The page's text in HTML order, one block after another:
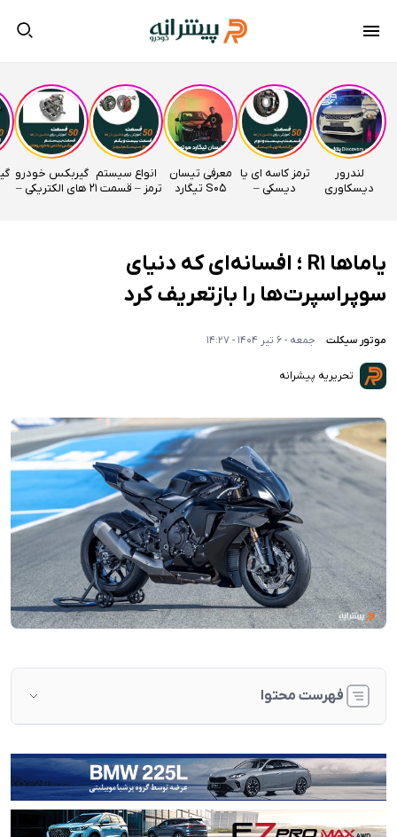
لندرور
دیسکاوری
ترمز کاسه ای یا
دیسکی –
معرفی تیسان
S05 تیگارد
انواع سیستم
ترمز – قسمت 21
گیربکس خودرو
های الکتریکی –
یاماها R1 ؛ افسانه‌ای که دنیای
سوپراسپرت‌ها را بازتعریف کرد
موتور سیکلت جمعه - 6 تیر 1404 - 14:27
تحریریه پیشرانه
فهرست محتوا
مسیر تکامل ؛ از آغاز تا امروز
موتور CP4؛ قلب تپنده‌ای بی‌رقیب
فناوری‌هایی از پیست مسابقه تا خیابان